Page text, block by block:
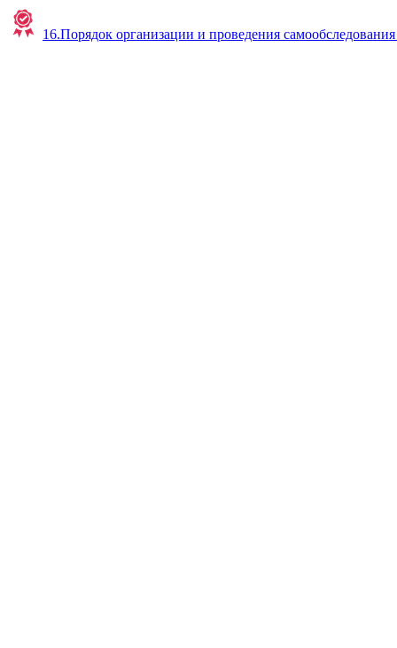
16.Порядок организации и проведения